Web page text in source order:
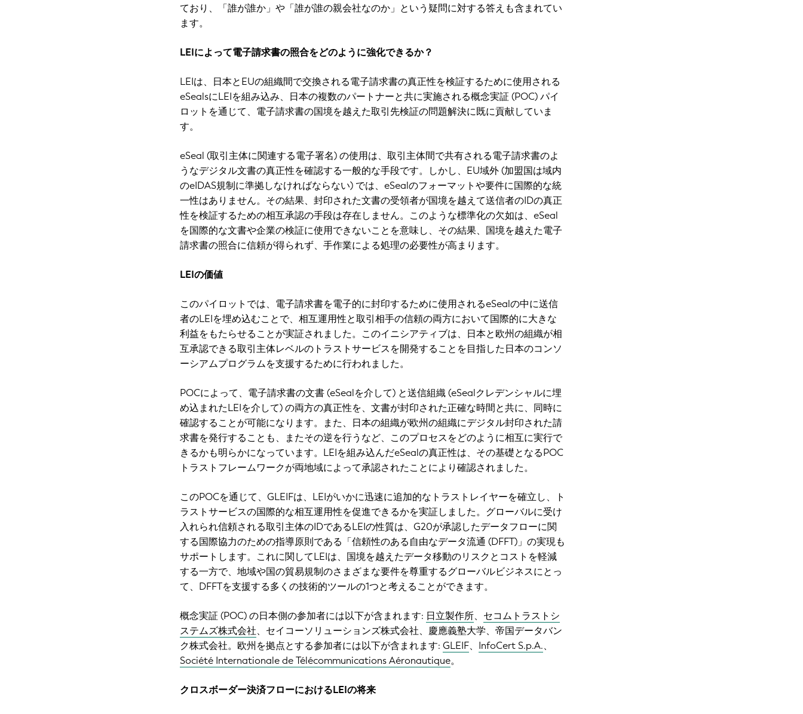
ており、「誰が誰か」や「誰が誰の親会社なのか」という疑問に対する答えも含まれてい
ます。
LEIによって電子請求書の照合をどのように強化できるか？
LEIは、日本とEUの組織間で交換される電子請求書の真正性を検証するために使用される
eSealsにLEIを組み込み、日本の複数のパートナーと共に実施される概念実証 (POC) パイ
ロットを通じて、電子請求書の国境を越えた取引先検証の問題解決に既に貢献していま
す。
eSeal (取引主体に関連する電子署名) の使用は、取引主体間で共有される電子請求書のよ
うなデジタル文書の真正性を確認する一般的な手段です。しかし、EU域外 (加盟国は域内
のeIDAS規制に準拠しなければならない) では、eSealのフォーマットや要件に国際的な統
一性はありません。その結果、封印された文書の受領者が国境を越えて送信者のIDの真正
性を検証するための相互承認の手段は存在しません。このような標準化の欠如は、eSeal
を国際的な文書や企業の検証に使用できないことを意味し、その結果、国境を越えた電子
請求書の照合に信頼が得られず、手作業による処理の必要性が高まります。
LEIの価値
このパイロットでは、電子請求書を電子的に封印するために使用されるeSealの中に送信
者のLEIを埋め込むことで、相互運用性と取引相手の信頼の両方において国際的に大きな
利益をもたらせることが実証されました。このイニシアティブは、日本と欧州の組織が相
互承認できる取引主体レベルのトラストサービスを開発することを目指した日本のコンソ
ーシアムプログラムを支援するために行われました。
POCによって、電子請求書の文書 (eSealを介して) と送信組織 (eSealクレデンシャルに埋
め込まれたLEIを介して) の両方の真正性を、文書が封印された正確な時間と共に、同時に
確認することが可能になります。また、日本の組織が欧州の組織にデジタル封印された請
求書を発行することも、またその逆を行うなど、このプロセスをどのように相互に実行で
きるかも明らかになっています。LEIを組み込んだeSealの真正性は、その基礎となるPOC
トラストフレームワークが両地域によって承認されたことにより確認されました。
このPOCを通じて、GLEIFは、LEIがいかに迅速に追加的なトラストレイヤーを確立し、ト
ラストサービスの国際的な相互運用性を促進できるかを実証しました。グローバルに受け
入れられ信頼される取引主体のIDであるLEIの性質は、G20が承認したデータフローに関
する国際協力のための指導原則である「信頼性のある自由なデータ流通 (DFFT)」の実現も
サポートします。これに関してLEIは、国境を越えたデータ移動のリスクとコストを軽減
する一方で、地域や国の貿易規制のさまざまな要件を尊重するグローバルビジネスにとっ
て、DFFTを支援する多くの技術的ツールの1つと考えることができます。
概念実証 (POC) の日本側の参加者には以下が含まれます: 日立製作所、 セコムトラストシ
ステムズ株式会社、セイコーソリューションズ株式会社、慶應義塾大学、帝国データバン
ク株式会社。欧州を拠点とする参加者には以下が含まれます:GLEIF、 InfoCert S.p.A.、
Société Internationale de Télécommunications Aéronautique。
クロスボーダー決済フローにおけるLEIの将来